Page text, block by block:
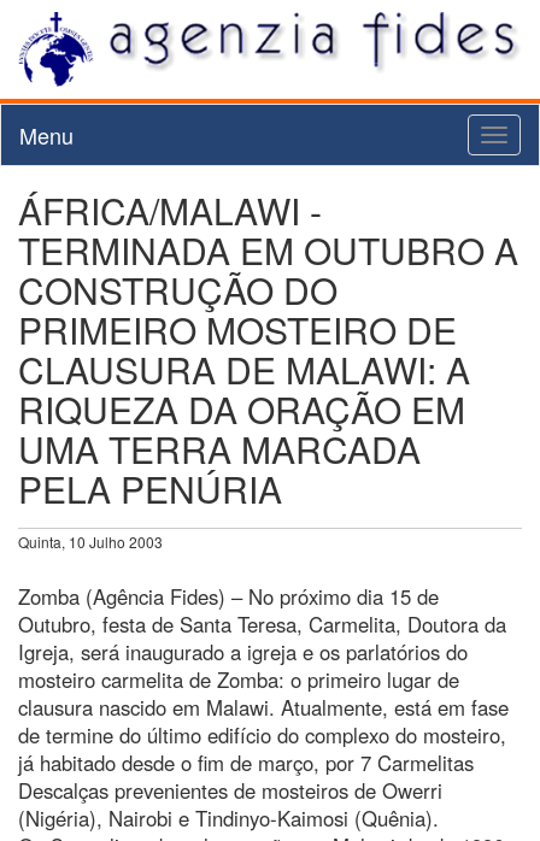
Menu
ÁFRICA/MALAWI -
TERMINADA EM OUTUBRO A
CONSTRUÇÃO DO
PRIMEIRO MOSTEIRO DE
CLAUSURA DE MALAWI: A
RIQUEZA DA ORAÇÃO EM
UMA TERRA MARCADA
PELA PENÚRIA
Quinta, 10 Julho 2003
Zomba (Agência Fides) – No próximo dia 15 de
Outubro, festa de Santa Teresa, Carmelita, Doutora da
Igreja, será inaugurado a igreja e os parlatórios do
mosteiro carmelita de Zomba: o primeiro lugar de
clausura nascido em Malawi. Atualmente, está em fase
de termine do último edifício do complexo do mosteiro,
já habitado desde o fim de março, por 7 Carmelitas
Descalças prevenientes de mosteiros de Owerri
(Nigéria), Nairobi e Tindinyo-Kaimosi (Quênia).